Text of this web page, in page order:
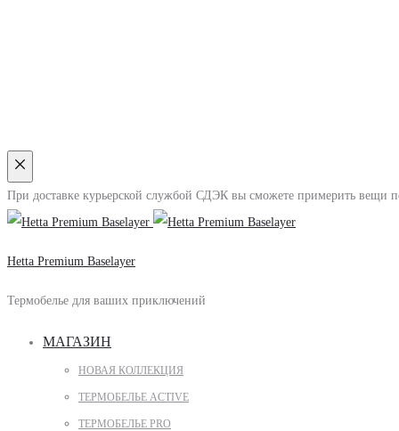
Close
При доставке курьерской службой СДЭК вы сможете примерить вещи
Hetta Premium Baselayer
Термобелье для ваших приключений
МАГАЗИН
НОВАЯ КОЛЛЕКЦИЯ
ТЕРМОБЕЛЬЕ ACTIVE
ТЕРМОБЕЛЬЕ PRO